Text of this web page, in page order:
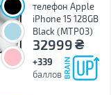
телефон Apple
iPhone 15 128GB
Black (MTP03)
32999₴
+339
баллов